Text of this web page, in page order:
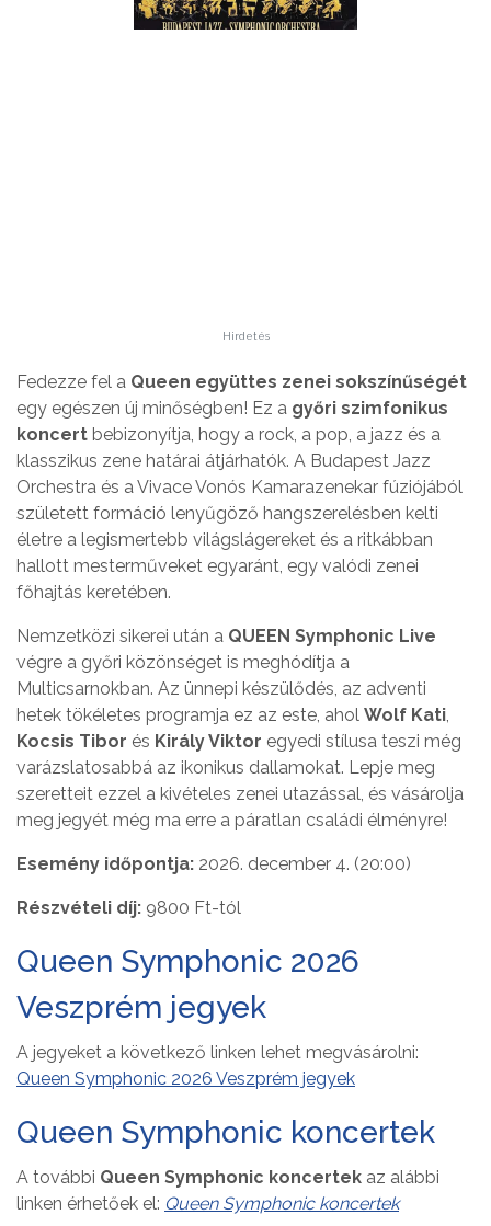
Hirdetés
Fedezze fel a Queen együttes zenei sokszínűségét
egy egészen új minőségben! Ez a győri szimfonikus
koncert bebizonyítja, hogy a rock, a pop, a jazz és a
klasszikus zene határai átjárhatók. A Budapest Jazz
Orchestra és a Vivace Vonós Kamarazenekar fúziójából
született formáció lenyűgöző hangszerelésben kelti
életre a legismertebb világslágereket és a ritkábban
hallott mesterműveket egyaránt, egy valódi zenei
főhajtás keretében.
Nemzetközi sikerei után a QUEEN Symphonic Live
végre a győri közönséget is meghódítja a
Multicsarnokban. Az ünnepi készülődés, az adventi
hetek tökéletes programja ez az este, ahol Wolf Kati,
Kocsis Tibor és Király Viktor egyedi stílusa teszi még
varázslatosabbá az ikonikus dallamokat. Lepje meg
szeretteit ezzel a kivételes zenei utazással, és vásárolja
meg jegyét még ma erre a páratlan családi élményre!
Esemény időpontja: 2026. december 4. (20:00)
Részvételi díj: 9800 Ft-tól
Queen Symphonic 2026
Veszprém jegyek
A jegyeket a következő linken lehet megvásárolni:
Queen Symphonic 2026 Veszprém jegyek
Queen Symphonic koncertek
A további Queen Symphonic koncertek az alábbi
linken érhetőek el: Queen Symphonic koncertek